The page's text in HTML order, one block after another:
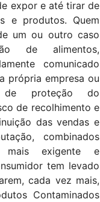
expor e até tirar de
e produtos. Quem
um ou outro caso
de alimentos,
comunicado
própria empresa ou
de proteção do
de recolhimento e
das vendas e
combinados
exigente e
tem levado
cada vez mais,
Contaminados